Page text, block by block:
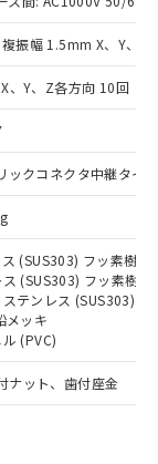
振幅 1.5mm X、Y、Z
X、Y、Z各方向 10回
ックコネクタ中継タイ
(SUS303) フッ素樹脂
(SUS303) フッ素樹脂
テンレス (SUS303) フ
メッキ
(PVC)
ナット、歯付座金
り、閲
よび標
とをご
当のオ
売員に
販売拠
ご確認
当社の
たは開
成サー
I-Web
ビフェニル
エーテル類
ルヘキシ
ル酸ブチ
ブチル
チル
に対する
超える意
、予定
カドミウ
化ビフェ
ニルエーテ
タル酸ジ
ルベンジ
てが基
有害物
影響を
へお問
、日本
取引許
続きを
は、完
されな
サイ
その他
に一切
売する
容を当
社は、
者が違
は、取
あり
つ
、ま
制御
ご確
況の